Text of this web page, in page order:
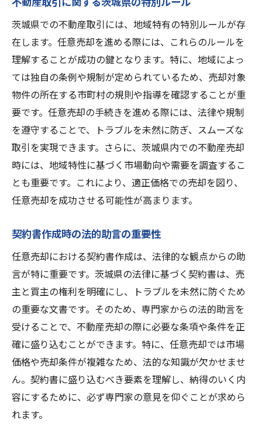
茨城県での不動産取引には、地域特有の特別ルールが存
在します。任意売却を進める際には、これらのルールを
理解することが成功の鍵となります。特に、地域によっ
ては独自の条例や規制が定められているため、売却対象
物件の所在する市町村の規則や指導を確認することが重
要です。任意売却の手続きを進める際には、法律や規制
を遵守することで、トラブルを未然に防ぎ、スムーズな
取引を実現できます。さらに、茨城県内での不動産売却
時には、地域特性に基づく市場動向や需要を調査するこ
とも重要です。これにより、適正価格での売却を図り、
任意売却を成功させる可能性が高まります。
契約書作成時の法的助言の重要性
任意売却における契約書作成は、法律的な観点からの助
言が特に重要です。茨城県の法律に基づく契約書は、売
主と買主の権利を明確にし、トラブルを未然に防ぐため
の重要な文書です。そのため、専門家からの法的助言を
受けることで、不動産売却の際に必要な条項や条件を正
確に盛り込むことができます。特に、任意売却では市場
価格や売却条件が複雑なため、法的な知識が欠かせませ
ん。契約書に盛り込むべき要素を理解し、納得のいく内
容にするために、必ず専門家の意見を仰ぐことが求めら
れます。